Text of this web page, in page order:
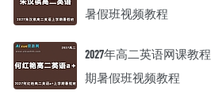
暑假班视频教程
2027年高二英语网课教
期暑假班视频教程